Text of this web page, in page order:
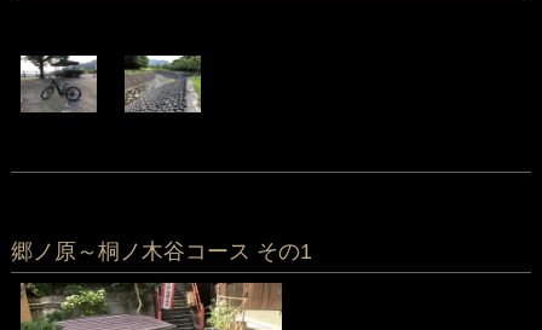
郷ノ原～桐ノ木谷コース その1